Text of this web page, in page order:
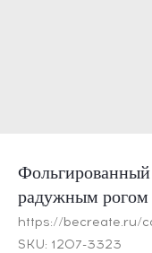
радужным рогом
https://becreate.ru/
SKU: 1207-3323